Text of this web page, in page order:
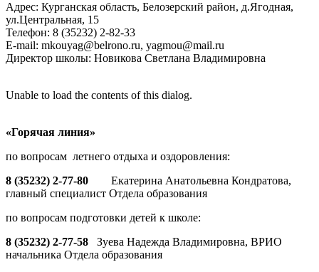
Адрес: Курганская область, Белозерский район, д.Ягодная,
ул.Центральная, 15
Телефон: 8 (35232) 2-82-33
E-mail: mkouyag@belrono.ru, yagmou@mail.ru
Директор школы: Новикова Светлана Владимировна
Unable to load the contents of this dialog.
«Горячая линия»
по вопросам летнего отдыха и оздоровления:
8 (35232) 2-77-80 Екатерина Анатольевна Кондратова,
главный специалист Отдела образования
по вопросам подготовки детей к школе:
8 (35232) 2-77-58 Зуева Надежда Владимировна, ВРИО
начальника Отдела образования